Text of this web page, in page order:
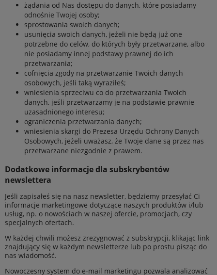
żądania od Nas dostępu do danych, które posiadamy
odnośnie Twojej osoby;
sprostowania swoich danych;
usunięcia swoich danych, jeżeli nie będą już one
potrzebne do celów, do których były przetwarzane, albo
nie posiadamy innej podstawy prawnej do ich
przetwarzania;
cofnięcia zgody na przetwarzanie Twoich danych
osobowych, jeśli taką wyraziłeś;
wniesienia sprzeciwu co do przetwarzania Twoich
danych, jeśli przetwarzamy je na podstawie prawnie
uzasadnionego interesu;
ograniczenia przetwarzania danych;
wniesienia skargi do Prezesa Urzędu Ochrony Danych
Osobowych, jeżeli uważasz, że Twoje dane są przez nas
przetwarzane niezgodnie z prawem.
Dodatkowe informacje dla subskrybentów
newslettera
Jeśli zapisałeś się na nasz newsletter, będziemy przesyłać Ci
informacje marketingowe dotyczące naszych produktów i/lub
usług, np. o nowościach w naszej ofercie, promocjach, czy
specjalnych ofertach.
W każdej chwili możesz zrezygnować z subskrypcji, klikając link
znajdujący się w każdym newsletterze lub po prostu pisząc do
nas wiadomość.
Nowoczesny system do e-mail marketingu pozwala analizować